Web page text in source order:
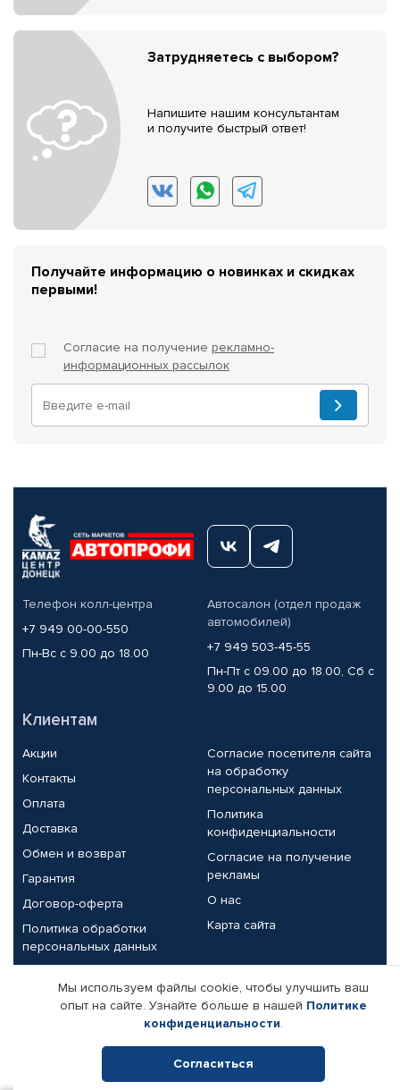
Затрудняетесь с выбором?
Напишите нашим консультантам
и получите быстрый ответ!
Получайте информацию о новинках и скидках
первыми!
Согласие на получение рекламно-
информационных рассылок
Телефон колл-центра
+7 949 00-00-550
Пн-Вс с 9.00 до 18.00
Автосалон (отдел продаж
автомобилей)
+7 949 503-45-55
Пн-Пт с 09.00 до 18.00, Сб с
9.00 до 15.00
Клиентам
Акции
Контакты
Оплата
Доставка
Обмен и возврат
Гарантия
Договор-оферта
Политика обработки
персональных данных
Согласие посетителя сайта
на обработку
персональных данных
Политика
конфиденциальности
Согласие на получение
рекламы
О нас
Карта сайта
Партнерам
Корпоративным клиентам
Поставщикам
Реквизиты компании
Мы используем файлы cookie, чтобы улучшить ваш
опыт на сайте. Узнайте больше в нашей Политике
конфиденциальности.
Согласиться